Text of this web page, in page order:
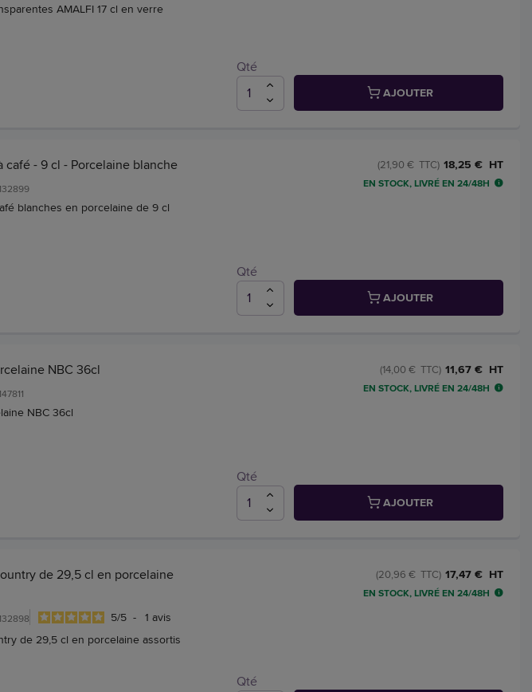
AMALFI 17 cl en verre
Qté
AJOUTER
café - 9 cl - Porcelaine blanche
blanches en porcelaine de 9 cl
18,25 € HT
(21,90 € TTC)
EN STOCK, LIVRÉ EN 24/48H
Qté
AJOUTER
NBC 36cl
NBC 36cl
11,67 € HT
(14,00 € TTC)
EN STOCK, LIVRÉ EN 24/48H
Qté
AJOUTER
de 29,5 cl en porcelaine
5/5 - 1 avis
de 29,5 cl en porcelaine assortis
17,47 € HT
(20,96 € TTC)
EN STOCK, LIVRÉ EN 24/48H
Qté